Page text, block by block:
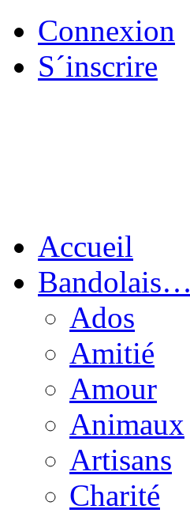
Connexion
S´inscrire
Accueil
Bandolais…
Ados
Amitié
Amour
Animaux
Artisans
Charité